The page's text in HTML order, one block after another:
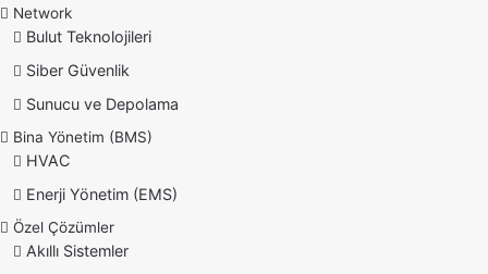
Network
Bulut Teknolojileri
Siber Güvenlik
Sunucu ve Depolama
Bina Yönetim (BMS)
HVAC
Enerji Yönetim (EMS)
Özel Çözümler
Akıllı Sistemler